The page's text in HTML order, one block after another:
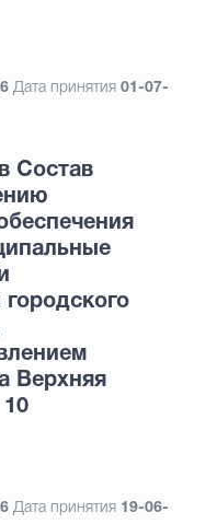
Дата принятия 01-07-
Состав
Верхняя
Дата принятия 19-06-